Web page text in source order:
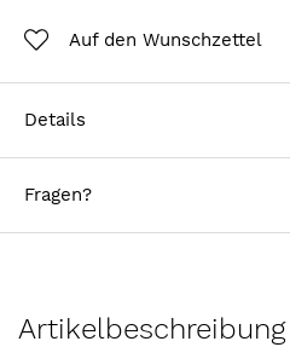
Auf den Wunschzettel
Details
Fragen?
Artikelbeschreibung